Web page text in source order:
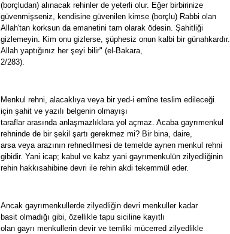
(borçludan) alınacak rehinler de yeterli olur. Eğer birbirinize
güvenmişseniz, kendisine güvenilen kimse (borçlu) Rabbi olan
Allah'tan korksun da emanetini tam olarak ödesin. Şahitliği
gizlemeyin. Kim onu gizlerse, şüphesiz onun kalbi bir günahkardır.
Allah yaptığınız her şeyi bilir" (el-Bakara,
2/283).
Menkul rehni, alacaklıya veya bir yed-i emîne teslim edileceği
için şahit ve yazılı belgenin olmayışı
taraflar arasında anlaşmazlıklara yol açmaz. Acaba gayrımenkul
rehninde de bir şekil şartı gerekmez mi? Bir bina, daire,
arsa veya arazının rehnedilmesi de temelde aynen menkul rehni
gibidir. Yani icap; kabul ve kabz yani gayrımenkulün zilyedliğinin
rehin hakkısahibine devri ile rehin akdi tekemmül eder.
Ancak gayrımenkullerde zilyedliğin devri menkuller kadar
basit olmadığı gibi, özellikle tapu siciline kayıtlı
olan gayrı menkullerin devir ve temliki mücerred zilyedlikle